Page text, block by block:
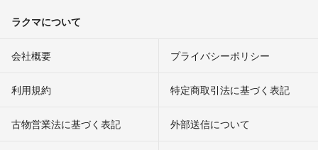
ラクマについて
会社概要 プライバシーポリシー
利用規約 特定商取引法に基づく表記
古物営業法に基づく表記 外部送信について